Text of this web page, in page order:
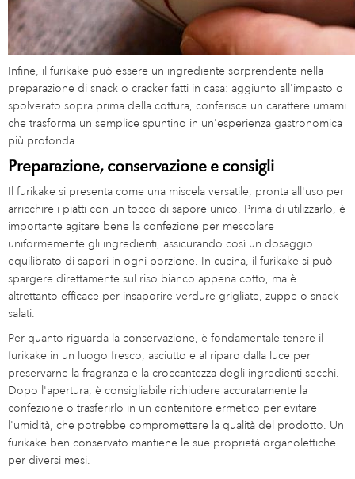
Infine, il furikake può essere un ingrediente sorprendente nella
preparazione di snack o cracker fatti in casa: aggiunto all'impasto o
spolverato sopra prima della cottura, conferisce un carattere umami
che trasforma un semplice spuntino in un'esperienza gastronomica
più profonda.
Preparazione, conservazione e consigli
Il furikake si presenta come una miscela versatile, pronta all'uso per
arricchire i piatti con un tocco di sapore unico. Prima di utilizzarlo, è
importante agitare bene la confezione per mescolare
uniformemente gli ingredienti, assicurando così un dosaggio
equilibrato di sapori in ogni porzione. In cucina, il furikake si può
spargere direttamente sul riso bianco appena cotto, ma è
altrettanto efficace per insaporire verdure grigliate, zuppe o snack
salati.
Per quanto riguarda la conservazione, è fondamentale tenere il
furikake in un luogo fresco, asciutto e al riparo dalla luce per
preservarne la fragranza e la croccantezza degli ingredienti secchi.
Dopo l'apertura, è consigliabile richiudere accuratamente la
confezione o trasferirlo in un contenitore ermetico per evitare
l'umidità, che potrebbe compromettere la qualità del prodotto. Un
furikake ben conservato mantiene le sue proprietà organolettiche
per diversi mesi.